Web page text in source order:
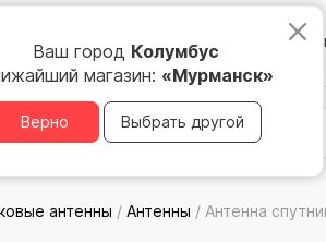
Юридическим лицам
Ваш город Колумбус
магазин: «Мурманск»
Верно Выбрать другой
антенны / Антенны / Антенна